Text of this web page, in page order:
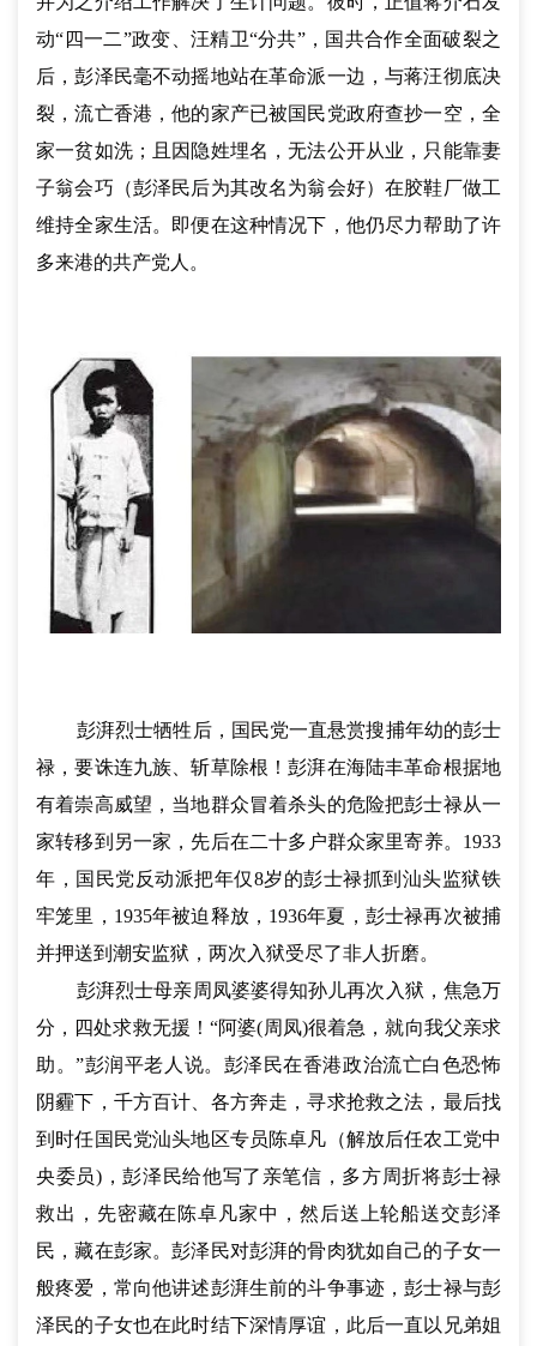
动“四一二”政变、汪精卫“分共”，国共合作全面破裂之
后，彭泽民毫不动摇地站在革命派一边，与蒋汪彻底决
裂，流亡香港，他的家产已被国民党政府查抄一空，全
家一贫如洗；且因隐姓埋名，无法公开从业，只能靠妻
子翁会巧（彭泽民后为其改名为翁会好）在胶鞋厂做工
维持全家生活。即便在这种情况下，他仍尽力帮助了许
多来港的共产党人。
彭湃烈士牺牲后，国民党一直悬赏搜捕年幼的彭士
禄，要诛连九族、斩草除根！彭湃在海陆丰革命根据地
有着崇高威望，当地群众冒着杀头的危险把彭士禄从一
家转移到另一家，先后在二十多户群众家里寄养。1933
年，国民党反动派把年仅8岁的彭士禄抓到汕头监狱铁
牢笼里，1935年被迫释放，1936年夏，彭士禄再次被捕
并押送到潮安监狱，两次入狱受尽了非人折磨。
彭湃烈士母亲周凤婆婆得知孙儿再次入狱，焦急万
分，四处求救无援！“阿婆(周凤)很着急，就向我父亲求
助。”彭润平老人说。彭泽民在香港政治流亡白色恐怖
阴霾下，千方百计、各方奔走，寻求抢救之法，最后找
到时任国民党汕头地区专员陈卓凡（解放后任农工党中
央委员)，彭泽民给他写了亲笔信，多方周折将彭士禄
救出，先密藏在陈卓凡家中，然后送上轮船送交彭泽
民，藏在彭家。彭泽民对彭湃的骨肉犹如自己的子女一
般疼爱，常向他讲述彭湃生前的斗争事迹，彭士禄与彭
泽民的子女也在此时结下深情厚谊，此后一直以兄弟姐